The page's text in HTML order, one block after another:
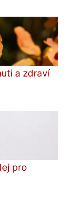
a zdraví
pro